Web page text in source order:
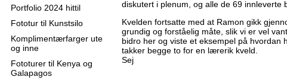
Portfolio 2024 hittil
Fototur til Kunstsilo
Komplimentærfarger ute
og inne
Fototurer til Kenya og
Galapagos
diskutert i plenum, og alle de 69 innleverte
Kvelden fortsatte med at Ramon gikk
grundig og forståelig måte, slik vi er vel
bidro her og viste et eksempel på hvordan
takker begge to for en lærerik kveld.
Sej